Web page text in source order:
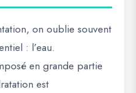
on oublie souvent
: l’eau.
en grande partie
est